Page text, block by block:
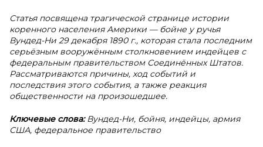
Статья посвящена трагической странице истории
коренного населения Америки — бойне у ручья
Вундед-Ни 29 декабря 1890 г., которая стала последним
серьёзным вооружённым столкновением индейцев с
федеральным правительством Соединённых Штатов.
Рассматриваются причины, ход событий и
последствия этого события, а также реакция
общественности на произошедшее.
Ключевые слова:Вундед-Ни, бойня, индейцы, армия
США, федеральное правительство